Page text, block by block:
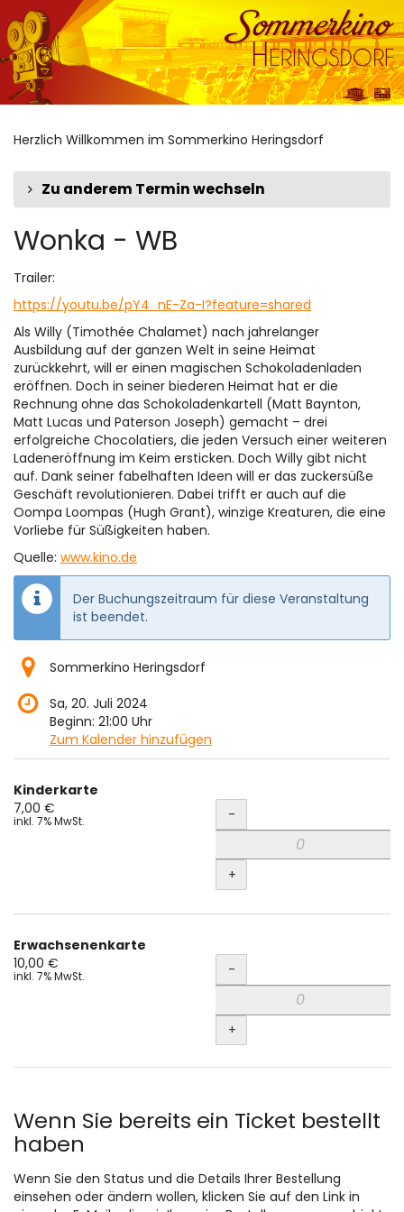
Zum
Haupt-
Inhalt
springen
Herzlich Willkommen im Sommerkino Heringsdorf
Zu anderem Termin wechseln
Wonka - WB
Trailer:
https://youtu.be/pY4_nE-Za-I?feature=shared
Als Willy (Timothée Chalamet) nach jahrelanger
Ausbildung auf der ganzen Welt in seine Heimat
zurückkehrt, will er einen magischen Schokoladenladen
eröffnen. Doch in seiner biederen Heimat hat er die
Rechnung ohne das Schokoladenkartell (Matt Baynton,
Matt Lucas und Paterson Joseph) gemacht – drei
erfolgreiche Chocolatiers, die jeden Versuch einer weiteren
Ladeneröffnung im Keim ersticken. Doch Willy gibt nicht
auf. Dank seiner fabelhaften Ideen will er das zuckersüße
Geschäft revolutionieren. Dabei trifft er auch auf die
Oompa Loompas (Hugh Grant), winzige Kreaturen, die eine
Vorliebe für Süßigkeiten haben.
Quelle: www.kino.de
Der Buchungszeitraum für diese Veranstaltung
ist beendet.
Sommerkino Heringsdorf
Sa, 20. Juli 2024
Beginn: 21:00 Uhr
Zum Kalender hinzufügen
Produkte
Unkategorisierte
Produkte
Kinderkarte
7,00 €
inkl. 7% MwSt. Menge
-
+
Erwachsenenkarte
10,00 €
inkl. 7% MwSt. Menge
-
+
Wenn Sie bereits ein Ticket bestellt
haben
Wenn Sie den Status und die Details Ihrer Bestellung
einsehen oder ändern wollen, klicken Sie auf den Link in